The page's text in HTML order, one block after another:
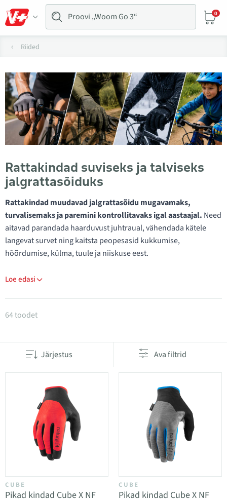
0
Riided
Rattakindad suviseks ja talviseks
jalgrattasõiduks
Rattakindad muudavad jalgrattasõidu mugavamaks,
turvalisemaks ja paremini kontrollitavaks igal aastaajal. Need
aitavad parandada haarduvust juhtraual, vähendada kätele
langevat survet ning kaitsta peopesasid kukkumise,
hõõrdumise, külma, tuule ja niiskuse eest.
Loe edasi
Tooted kategoorias Rattakindad
64 toodet
Järjestus Ava filtrid
CUBE
Pikad kindad Cube X NF
CUBE
Pikad kindad Cube X NF